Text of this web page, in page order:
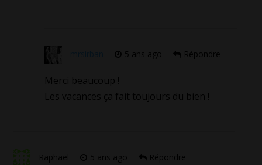
5 ans ago Répondre
Merci beaucoup !
Les vacances ça fait toujours du bien !
Raphaël 5 ans ago Répondre